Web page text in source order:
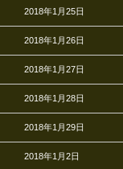
2018年1月25日
2018年1月26日
2018年1月27日
2018年1月28日
2018年1月29日
2018年1月2日